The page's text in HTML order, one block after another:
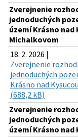
Zverejnenie
jednoduchých
území Krásno
Michalkovom
18. 2. 2026 |
Zverejnenie
jednoduchých
Krásno nad
(688,2 kB)
Zverejnenie
jednoduchých
území Krásno